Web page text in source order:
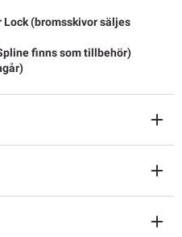
(bromsskivor säljes
finns som tillbehör)